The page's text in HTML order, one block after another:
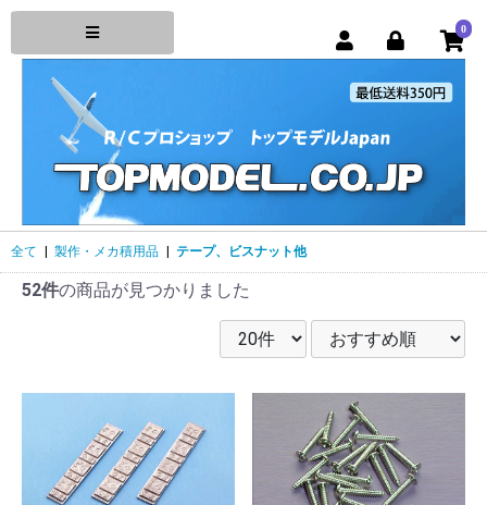
0
全て 製作・メカ積用品 テープ、ビスナット他
52件の商品が見つかりました